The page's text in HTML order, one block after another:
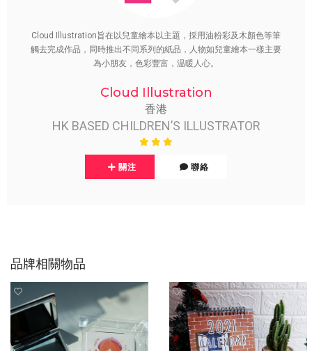
Cloud Illustration旨在以兒童繪本以主題，採用油粉彩及木顏色等筆
觸去完成作品，同時推出不同系列的紙品，人物如兒童繪本一樣主要
為小朋友，色彩豐富，温暖人心。
Cloud Illustration
香港
HK BASED CHILDREN’S ILLUSTRATOR
關注 聯絡
品牌相關物品